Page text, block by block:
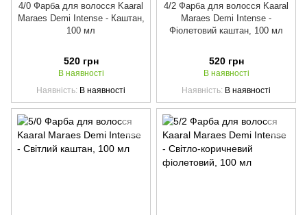
4/0 Фарба для волосся Kaaral
Maraes Demi Intense - Каштан,
100 мл
520 грн
В наявності
Наявність В наявності
4/2 Фарба для волосся Kaaral
Maraes Demi Intense -
Фіолетовий каштан, 100 мл
520 грн
В наявності
Наявність В наявності